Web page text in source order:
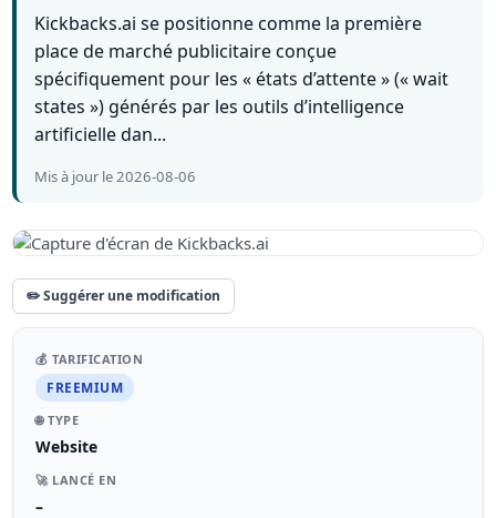
Kickbacks.ai se positionne comme la première
place de marché publicitaire conçue
spécifiquement pour les « états d’attente » (« wait
states ») générés par les outils d’intelligence
artificielle dan...
Mis à jour le 2026-08-06
✏️ Suggérer une modification
💰 TARIFICATION
FREEMIUM
🌐 TYPE
Website
🚀 LANCÉ EN
–